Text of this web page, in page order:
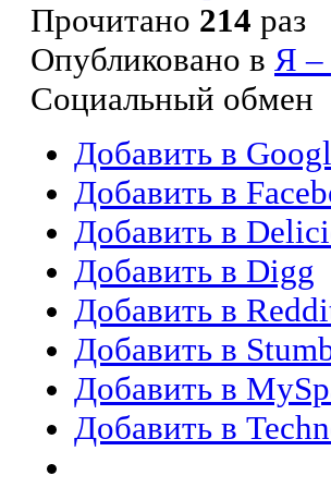
Прочитано 214 раз
Опубликовано в Я –
Социальный обмен
Добавить в
Добавить в
Добавить в
Добавить в Digg
Добавить в
Добавить в
Добавить в
Добавить в